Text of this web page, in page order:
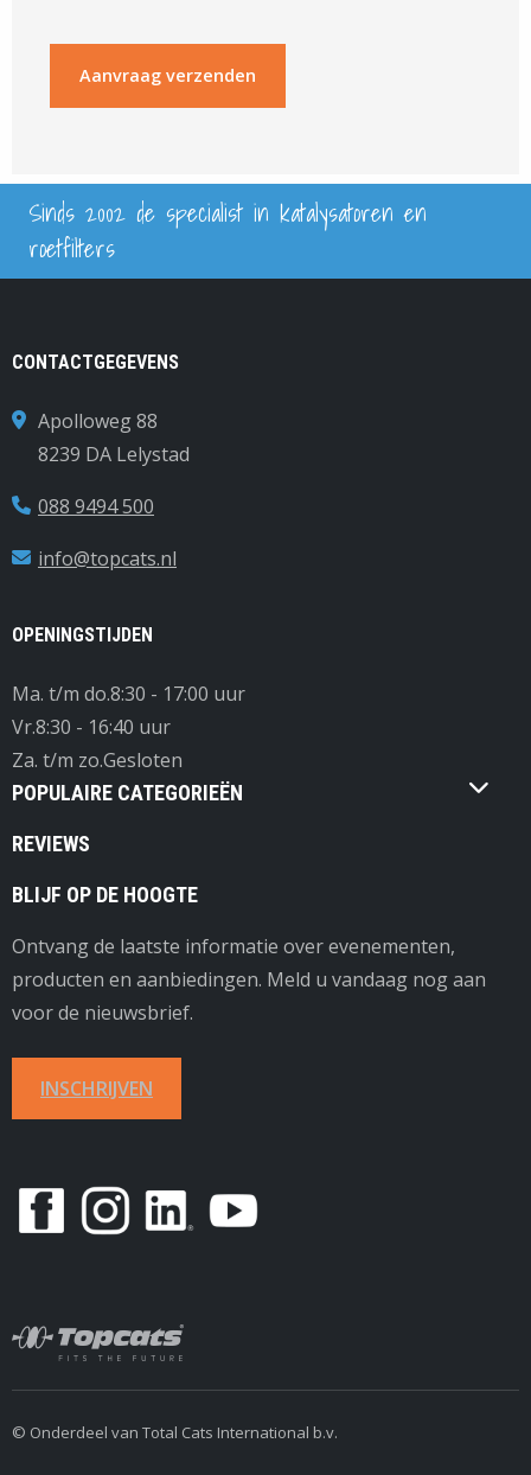
Sinds 2002 de specialist in katalysatoren en
roetfilters
CONTACTGEGEVENS
Apolloweg 88
8239 DA Lelystad
088 9494 500
info@topcats.nl
OPENINGSTIJDEN
Ma. t/m do.8:30 - 17:00 uur
Vr.8:30 - 16:40 uur
Za. t/m zo.Gesloten
POPULAIRE CATEGORIEËN
REVIEWS
BLIJF OP DE HOOGTE
Ontvang de laatste informatie over evenementen,
producten en aanbiedingen. Meld u vandaag nog aan
voor de nieuwsbrief.
INSCHRIJVEN
© Onderdeel van Total Cats International b.v.